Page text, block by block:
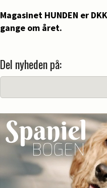
Magasinet HUNDEN er
gange om året.
Del nyheden på: